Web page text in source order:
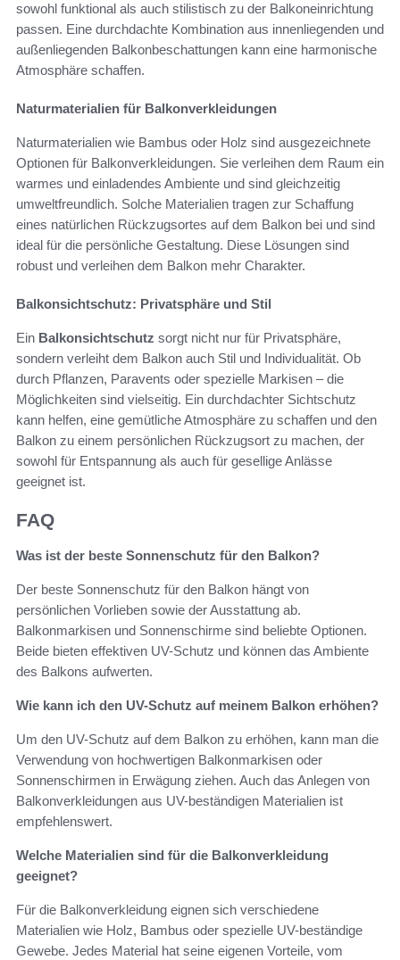
sowohl funktional als auch stilistisch zu der Balkoneinrichtung
passen. Eine durchdachte Kombination aus innenliegenden und
außenliegenden Balkonbeschattungen kann eine harmonische
Atmosphäre schaffen.
Naturmaterialien für Balkonverkleidungen
Naturmaterialien wie Bambus oder Holz sind ausgezeichnete
Optionen für Balkonverkleidungen. Sie verleihen dem Raum ein
warmes und einladendes Ambiente und sind gleichzeitig
umweltfreundlich. Solche Materialien tragen zur Schaffung
eines natürlichen Rückzugsortes auf dem Balkon bei und sind
ideal für die persönliche Gestaltung. Diese Lösungen sind
robust und verleihen dem Balkon mehr Charakter.
Balkonsichtschutz: Privatsphäre und Stil
Ein Balkonsichtschutz sorgt nicht nur für Privatsphäre,
sondern verleiht dem Balkon auch Stil und Individualität. Ob
durch Pflanzen, Paravents oder spezielle Markisen – die
Möglichkeiten sind vielseitig. Ein durchdachter Sichtschutz
kann helfen, eine gemütliche Atmosphäre zu schaffen und den
Balkon zu einem persönlichen Rückzugsort zu machen, der
sowohl für Entspannung als auch für gesellige Anlässe
geeignet ist.
FAQ
Was ist der beste Sonnenschutz für den Balkon?
Der beste Sonnenschutz für den Balkon hängt von
persönlichen Vorlieben sowie der Ausstattung ab.
Balkonmarkisen und Sonnenschirme sind beliebte Optionen.
Beide bieten effektiven UV-Schutz und können das Ambiente
des Balkons aufwerten.
Wie kann ich den UV-Schutz auf meinem Balkon erhöhen?
Um den UV-Schutz auf dem Balkon zu erhöhen, kann man die
Verwendung von hochwertigen Balkonmarkisen oder
Sonnenschirmen in Erwägung ziehen. Auch das Anlegen von
Balkonverkleidungen aus UV-beständigen Materialien ist
empfehlenswert.
Welche Materialien sind für die Balkonverkleidung
geeignet?
Für die Balkonverkleidung eignen sich verschiedene
Materialien wie Holz, Bambus oder spezielle UV-beständige
Gewebe. Jedes Material hat seine eigenen Vorteile, vom